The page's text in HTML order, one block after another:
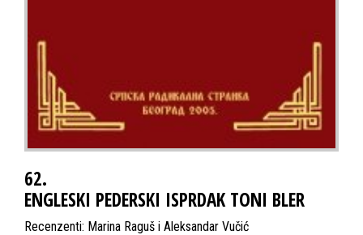
62.
ENGLESKI PEDERSKI ISPRDAK TONI BLER
Recenzenti: Marina Raguš i Aleksandar Vučić